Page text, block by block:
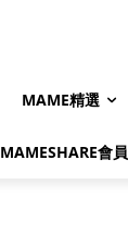
MAME精選
MAMESHARE會員